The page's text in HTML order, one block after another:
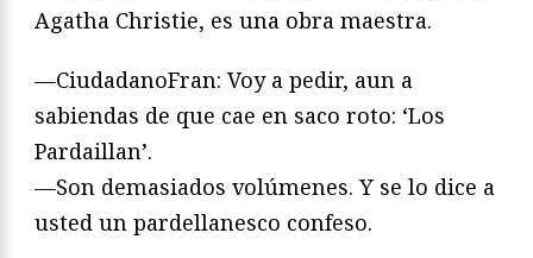
Agatha Christie, es una obra maestra.
—CiudadanoFran: Voy a pedir, aun a
sabiendas de que cae en saco roto: ‘Los
Pardaillan’.
—Son demasiados volúmenes. Y se lo dice a
usted un pardellanesco confeso.